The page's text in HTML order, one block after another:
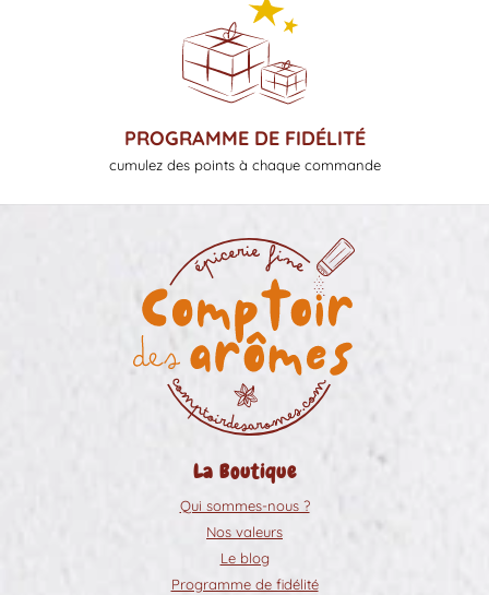
PROGRAMME DE FIDÉLITÉ
cumulez des points à chaque commande
La Boutique
Qui sommes-nous ?
Nos valeurs
Le blog
Programme de fidélité